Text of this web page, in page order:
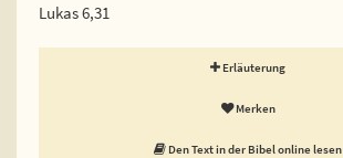
Lukas 6,31
Erläuterung
Merken
Den Text in der Bibel online lesen